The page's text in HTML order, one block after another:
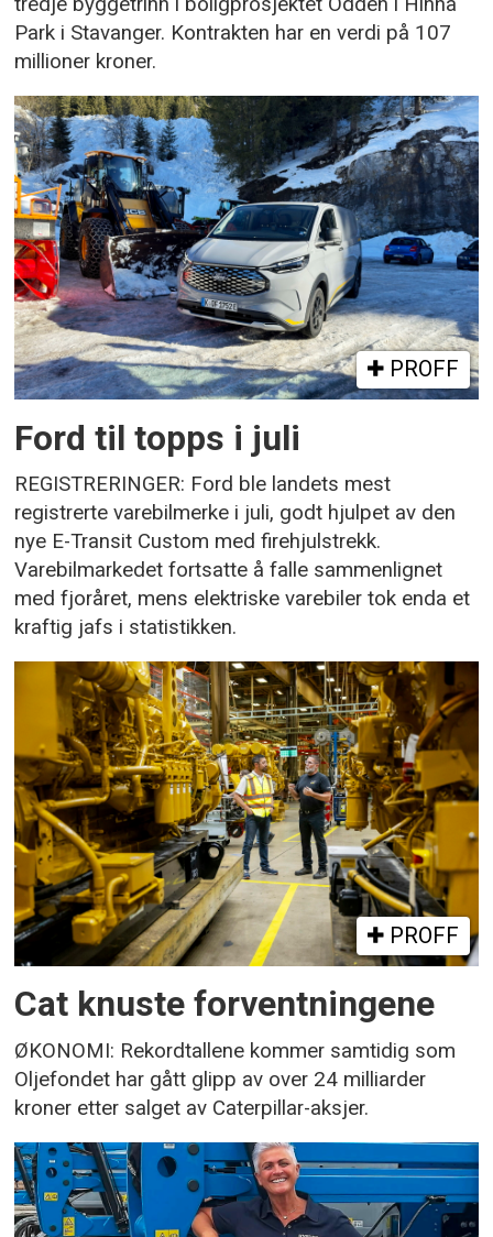
Park i Stavanger. Kontrakten har en verdi på 107
millioner kroner.
PROFF
Ford til topps i juli
REGISTRERINGER: Ford ble landets mest
registrerte varebilmerke i juli, godt hjulpet av den
nye E-Transit Custom med firehjulstrekk.
Varebilmarkedet fortsatte å falle sammenlignet
med fjoråret, mens elektriske varebiler tok enda et
kraftig jafs i statistikken.
PROFF
Cat knuste forventningene
ØKONOMI: Rekordtallene kommer samtidig som
Oljefondet har gått glipp av over 24 milliarder
kroner etter salget av Caterpillar-aksjer.